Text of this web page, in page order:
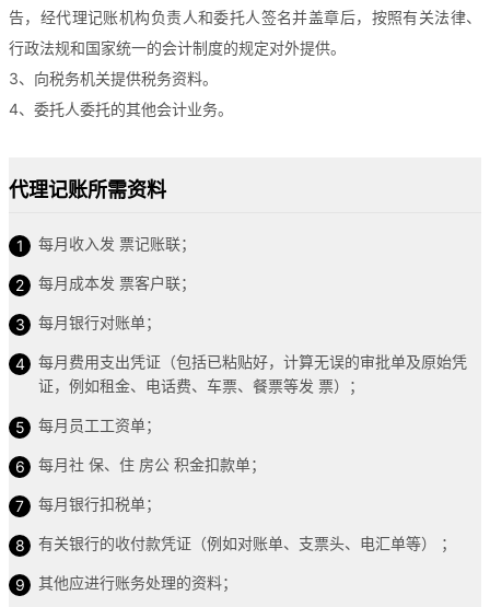
告，经代理记账机构负责人和委托人签名并盖章后，按照有关法律、
行政法规和国家统一的会计制度的规定对外提供。
3、向税务机关提供税务资料。
4、委托人委托的其他会计业务。
代理记账所需资料
每月收入发 票记账联；
每月成本发 票客户联；
每月银行对账单；
每月费用支出凭证（包括已粘贴好，计算无误的审批单及原始凭
证，例如租金、电话费、车票、餐票等发 票）；
每月员工工资单；
每月社 保、住 房公 积金扣款单；
每月银行扣税单；
有关银行的收付款凭证（例如对账单、支票头、电汇单等） ；
其他应进行账务处理的资料；